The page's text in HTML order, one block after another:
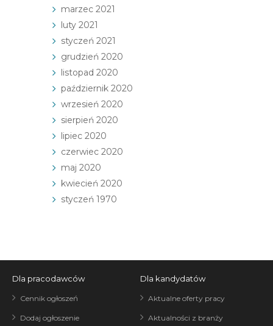
marzec 2021
luty 2021
styczeń 2021
grudzień 2020
listopad 2020
październik 2020
wrzesień 2020
sierpień 2020
lipiec 2020
czerwiec 2020
maj 2020
kwiecień 2020
styczeń 1970
Dla pracodawców
Cennik ogłoszeń
Dodaj ogłoszenie
Dla kandydatów
Aktualne oferty pracy
Aktualności z branży